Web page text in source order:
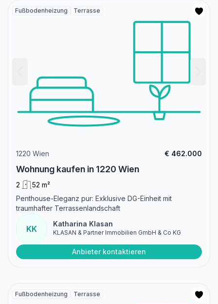
Fußbodenheizung Terrasse
1220 Wien € 462.000
Wohnung kaufen in 1220 Wien
2
52 m²
Penthouse-Eleganz pur: Exklusive DG-Einheit mit
traumhafter Terrassenlandschaft
KK
Katharina Klasan
KLASAN & Partner Immobilien GmbH & Co KG
Anbieter kontaktieren
Fußbodenheizung Terrasse